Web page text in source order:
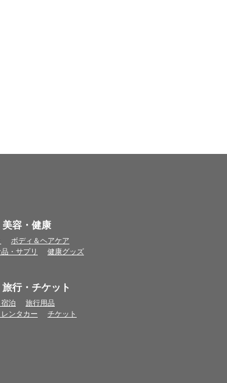
美容・健康
ボディ＆ヘアケア
・サプリ
健康グッズ
旅行・チケット
泊
旅行用品
ンタカー
チケット